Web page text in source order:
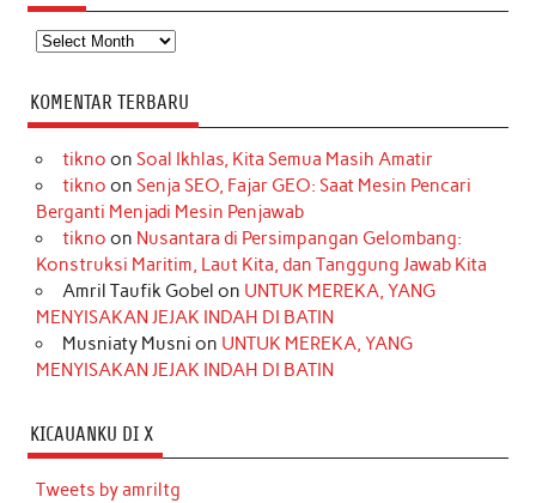
Arsip
KOMENTAR TERBARU
tikno on Soal Ikhlas, Kita Semua Masih Amatir
tikno on Senja SEO, Fajar GEO: Saat Mesin Pencari
Berganti Menjadi Mesin Penjawab
tikno on Nusantara di Persimpangan Gelombang:
Konstruksi Maritim, Laut Kita, dan Tanggung Jawab Kita
Amril Taufik Gobel on UNTUK MEREKA, YANG
MENYISAKAN JEJAK INDAH DI BATIN
Musniaty Musni on UNTUK MEREKA, YANG
MENYISAKAN JEJAK INDAH DI BATIN
KICAUANKU DI X
Tweets by amriltg